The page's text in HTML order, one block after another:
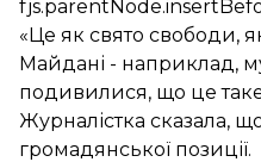
«Це як свято свободи,
Майдані - наприклад,
подивилися, що це
Журналістка сказала,
громадянської позиції.